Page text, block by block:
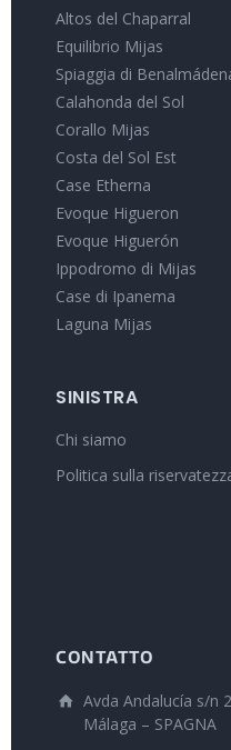
Altos del Chaparral
Equilibrio Mijas
Spiaggia di
Calahonda del Sol
Corallo Mijas
Costa del Sol Est
Case Etherna
Evoque Higueron
Evoque Higuerón
Ippodromo di Mijas
Case di Ipanema
Laguna Mijas
SINISTRA
Chi siamo
Politica sulla
CONTATTO
Avda Andalucía s/n
Málaga – SPAGNA